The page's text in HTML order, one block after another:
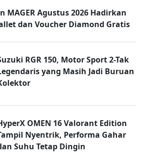
MAGER Agustus 2026 Hadirkan
dan Voucher Diamond Gratis
RGR 150, Motor Sport 2-Tak
yang Masih Jadi Buruan
OMEN 16 Valorant Edition
Nyentrik, Performa Gahar
Suhu Tetap Dingin